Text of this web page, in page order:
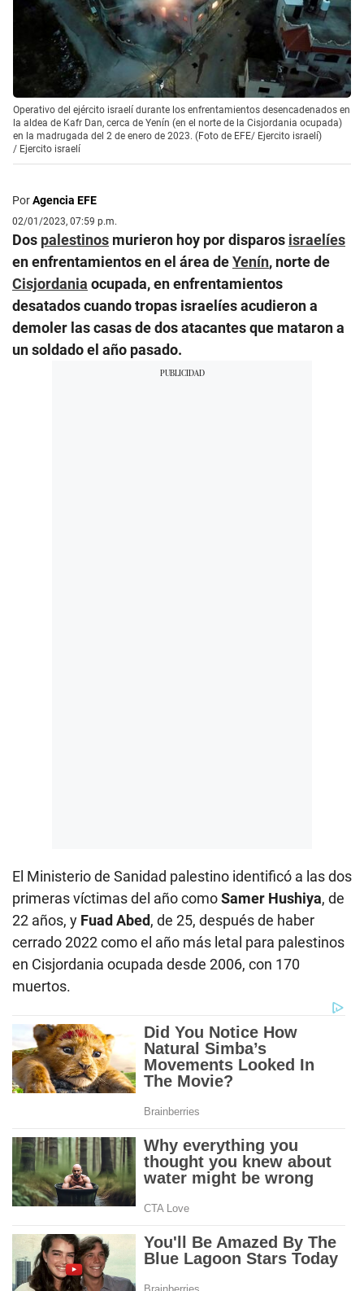
Operativo del ejército israelí durante los enfrentamientos desencadenados en
la aldea de Kafr Dan, cerca de Yenín (en el norte de la Cisjordania ocupada)
en la madrugada del 2 de enero de 2023. (Foto de EFE/ Ejercito israelí)
/ Ejercito israelí
PorAgencia EFE
02/01/2023, 07:59 p.m.
Dos palestinos murieron hoy por disparos israelíes
en enfrentamientos en el área deYenín, norte de
Cisjordania ocupada, en enfrentamientos
desatados cuando tropas israelíes acudieron a
demoler las casas de dos atacantes que mataron a
un soldado el año pasado.
El Ministerio de Sanidad palestino identificó a las dos
primeras víctimas del año comoSamer Hushiya, de
22 años, y Fuad Abed, de 25, después de haber
cerrado 2022 como el año más letal para palestinos
en Cisjordania ocupada desde 2006, con 170
muertos.